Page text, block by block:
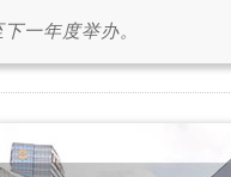
一年度举办。